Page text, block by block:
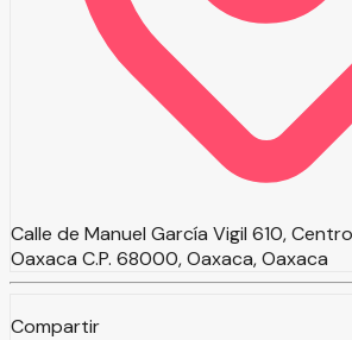
Calle de Manuel García Vigil 610,
Oaxaca C.P. 68000, Oaxaca, Oaxaca
Compartir